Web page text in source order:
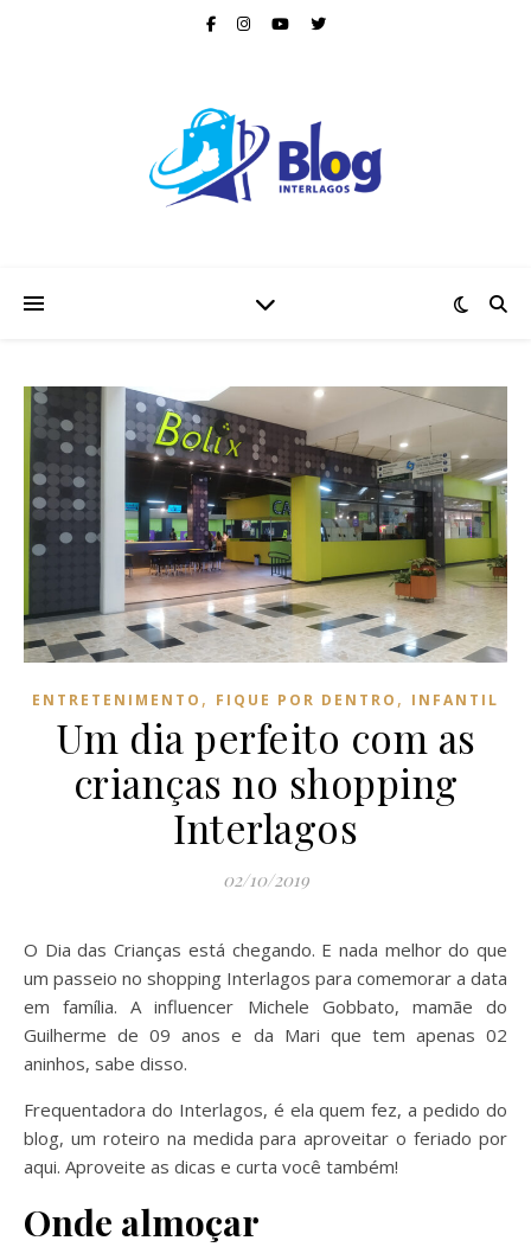
ENTRETENIMENTO , FIQUE POR DENTRO , INFANTIL
Um dia perfeito com as
crianças no shopping
Interlagos
02/10/2019
O Dia das Crianças está chegando. E nada melhor do que
um passeio no shopping Interlagos para comemorar a data
em família. A influencer Michele Gobbato, mamãe do
Guilherme de 09 anos e da Mari que tem apenas 02
aninhos, sabe disso.
Frequentadora do Interlagos, é ela quem fez, a pedido do
blog, um roteiro na medida para aproveitar o feriado por
aqui. Aproveite as dicas e curta você também!
Onde almoçar